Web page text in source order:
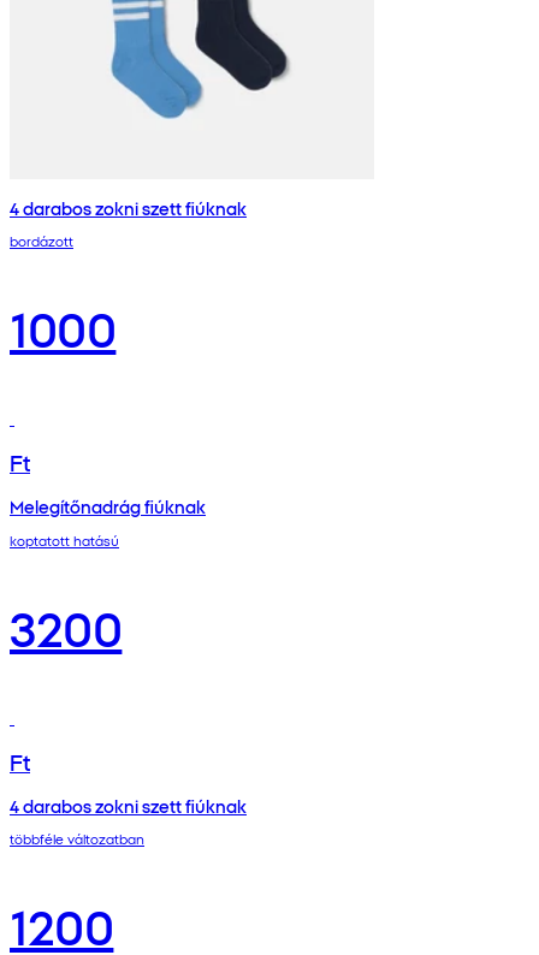
4 darabos zokni szett fiúknak
bordázott
1000
Ft
Melegítőnadrág fiúknak
koptatott hatású
3200
Ft
4 darabos zokni szett fiúknak
többféle változatban
1200